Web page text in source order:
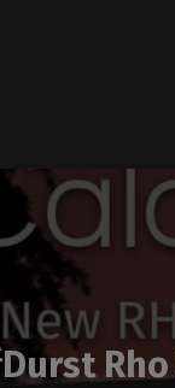
件
CalderaRIP
推动您的印刷和切割
CalderaRIP 第
CalderaRIP 的新功能
维护
专
应用
标识和图案
印刷视觉传播
软标识
在柔性介质上打印
线
术支持
技术文档